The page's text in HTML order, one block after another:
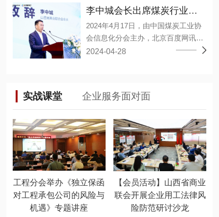
杰、邓德献、巩鸿宾、任杰、许爱
军、孙亚波、孙江龙、李小勤、林敬
淳、杨宏丰、杨德意、连永军、肖海
艳、吴永干、吴雪峰、张维、张小
波、陈邦茂、陈建停、武永强、金
林当选为秘书长，程晋秀、魏勇分别
当选为副秘书长。 (省工商联二级巡
能新智造”为主题，聚集行业大咖共商
新时代发展大计。坚持“稳中求进，以
进促稳，先破后立”总要求，适应新质
生产力发展要求，推动行业高质量发
门、高校院所及大型企业的联系合
作，促进优惠政策和产学研用一体化
落地生根，更大限度地为会员发展提
合作的意见建议。 李中城指出，企业
通过推动大数据、人工智能等新兴技
术与产业深度融合、数字经济和实体
基，在涉及业务合作和重大问题上相
谊。 岳泰宇表示徐工集团近年来始终
坚持自主创新，建设先进完整、自主
可控的产业链、创新链、供应链体
系，积极执行总书记“科技创新是发展
新质生产力的核心要素”这一重要论
断，为徐工集团高质量发展提供坚实
基础。 未来双方将加强组织领导，以
更高标准、更严要求做好各环节工
李中城会长出席煤炭行业大模型应用研讨会
2024年4月17日，由中国煤炭工业协
会信息化分会主办，北京百度网讯科
技有限公司承办的煤炭行业大模型应
城出席会议并发表重要讲话。 百度智
能云、华廷集团华廷数智公司、上海
山源、山西高河能源、重庆梅安森、
精英数智、国家超级计算太原中心的
专家进行了经验分享，其中华廷集团
华廷数智公司段武举副总围绕“视觉大
模型在煤矿行业的落地应用实践”同大
家沟通交流。 山西省有关部门相关负
责人、各煤炭企事业单位负责数字
化、智能化相关同志、各类煤炭信息
2024-04-28
实战课堂 企业服务面对面
工程分会举办《独立保函
对工程承包公司的风险与
机遇》专题讲座
【会员活动】山西省商业
联会开展企业用工法律风
险防范研讨沙龙